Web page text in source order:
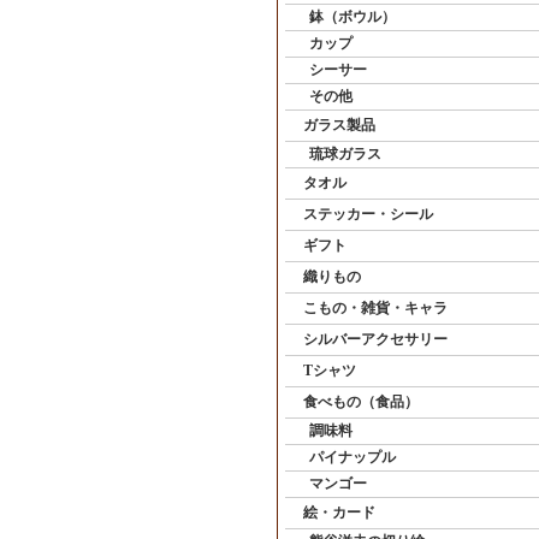
鉢（ボウル）
カップ
シーサー
その他
ガラス製品
琉球ガラス
タオル
ステッカー・シール
ギフト
織りもの
こもの・雑貨・キャラ
シルバーアクセサリー
Tシャツ
食べもの（食品）
調味料
パイナップル
マンゴー
絵・カード